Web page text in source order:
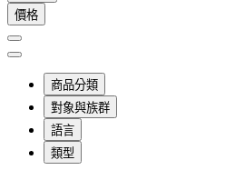
價格
商品分類
對象與族群
語言
類型